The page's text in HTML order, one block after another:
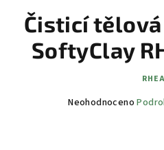
Čisticí
SoftyClay
RHEA
Průměrné
Neohodnoceno